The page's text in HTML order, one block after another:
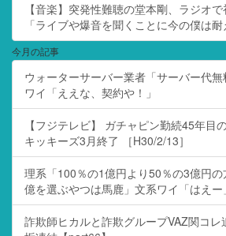
【音楽】突発性難聴の堂本剛、ラジオ
「ライブや爆音を聞くことに今の僕は耐
今月の記事
ウォーターサーバー業者「サーバー代無
ワイ「ええな、契約や！」
【フジテレビ】 ガチャピン勤続45年
キッキーズ3月終了 ［H30/2/13］
理系「100％の1億円より50％の3億円の
億を選ぶやつは馬鹿」文系ワイ「はえー
詐欺師ヒカルと詐欺グループVAZ関コレ